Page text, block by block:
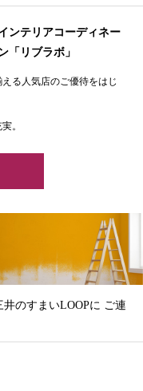
ンテリアコーディネー
「リブラボ」
る人気店のご優待をはじ
。
のすまいLOOPに ご連